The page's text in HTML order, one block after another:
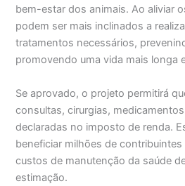
bem-estar dos animais. Ao aliviar
podem ser mais inclinados a
tratamentos necessários,
promovendo uma vida mais longa
Se aprovado, o projeto permitirá
consultas, cirurgias,
declaradas no imposto de renda.
beneficiar milhões de
custos de manutenção da saúde
estimação.